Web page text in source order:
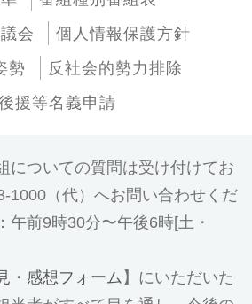
会
個人情報保護方針
勢
反社会的勢力排除
援等名義申請
についての質問は受け付けてお
1000（代）へお問い合わせくだ
午前9時30分〜午後6時[土・
・感想フォーム 】にいただいた